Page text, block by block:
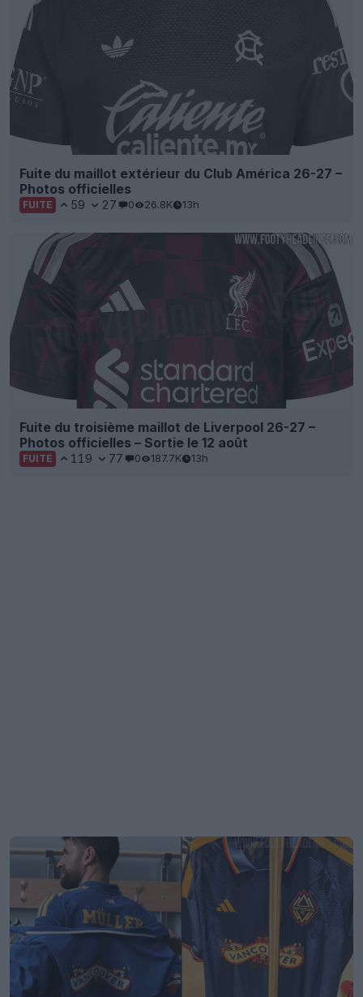
Fuite du maillot extérieur du Club América 26-27 –
Photos officielles
FUITE 59 27 0 26.8K 13h
Fuite du troisième maillot de Liverpool 26-27 –
Photos officielles – Sortie le 12 août
FUITE 119 77 0 187.7K 13h